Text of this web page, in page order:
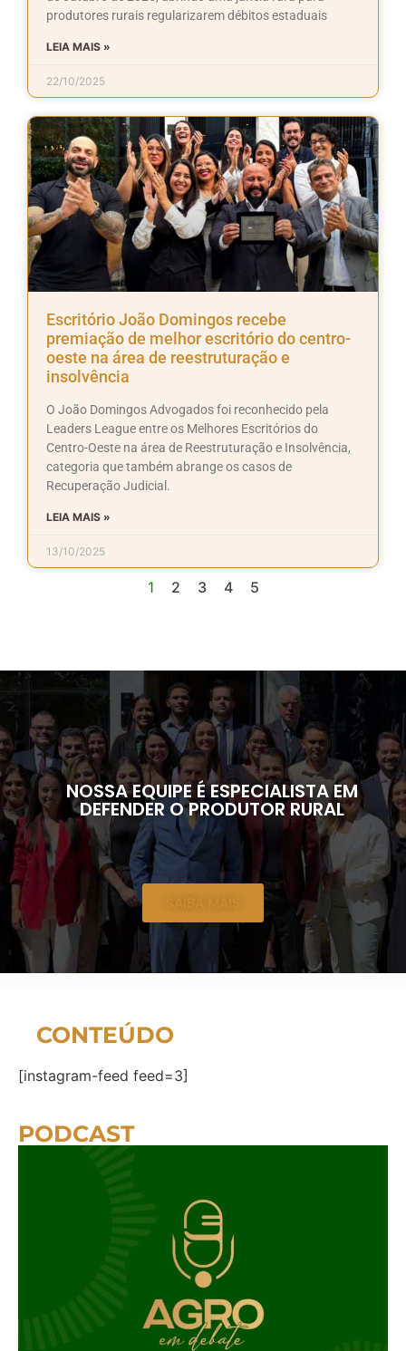
produtores rurais regularizarem débitos estaduais
LEIA MAIS »
22/10/2025
Escritório João Domingos recebe
premiação de melhor escritório do centro-
oeste na área de reestruturação e
insolvência
O João Domingos Advogados foi reconhecido pela
Leaders League entre os Melhores Escritórios do
Centro-Oeste na área de Reestruturação e Insolvência,
categoria que também abrange os casos de
Recuperação Judicial.
LEIA MAIS »
13/10/2025
1 2 3 4 5
NOSSA EQUIPE É ESPECIALISTA EM
DEFENDER O PRODUTOR RURAL
SAIBA MAIS
CONTEÚDO
[instagram-feed feed=3]
PODCAST